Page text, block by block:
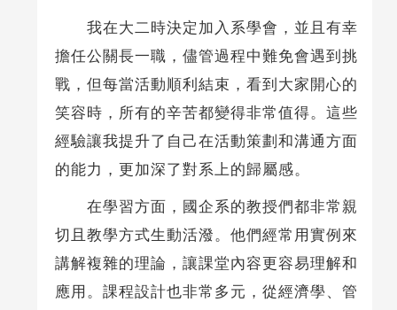
我在大二時決定加入系學會，並且有幸
擔任公關長一職，儘管過程中難免會遇到挑
戰，但每當活動順利結束，看到大家開心的
笑容時，所有的辛苦都變得非常值得。這些
經驗讓我提升了自己在活動策劃和溝通方面
的能力，更加深了對系上的歸屬感。
在學習方面，國企系的教授們都非常親
切且教學方式生動活潑。他們經常用實例來
講解複雜的理論，讓課堂內容更容易理解和
應用。課程設計也非常多元，從經濟學、管